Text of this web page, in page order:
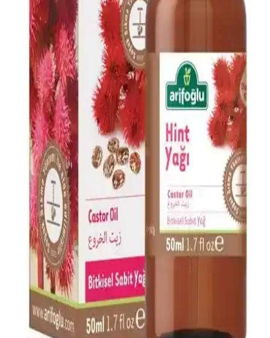
Doğalca Kojik Asit Sabunu, doğal içerikleriyle leke karşıtı ve cilt
tonunu eşitleyen etkili bir temizlik sağlar, güvenli ve dermatolojik
testlerle onaylanmıştır.
Dermokil Kil, Argan ve Bitkisel Keratan İçeren Saç
Maskesi: Doğal ve Güçlendirici Bakım Çözümü
Doğal içeriklerle formüle edilen Dermokil Kil, Argan ve Bitkisel
Keratan saç maskesi, tüm saç tiplerine uygun olup, saçlara güç,
parlaklık ve yumuşaklık sağlar, düzenli kullanımda saç sağlığını
destekler.
Afrodizyak Etkili Parfümler: Cazibenizi Artıran
Doğal ve Çekici Kokular
Afrodizyak etkili parfümler, cinsel arzuyu ve çekiciliği artırmak için
doğal bileşenler ve özel notalar içerir. Doğru seçim ve kullanım ile
kişisel cazibenizi güçlendirebilirsiniz.
Alerji Dostu ve Doğal Makyaj Ürünleri: Güvenle
Kullanabileceğiniz En İyi Seçenekler
Alerji dostu ve doğal makyaj ürünleri, hassas ciltler için güvenli,
çevre dostu ve dermatolojik testlerden geçmiş seçenekler sunar.
Doğru ürün seçimiyle güzelliğinizi koruyabilirsiniz.
Arifoğlu Hint Yağı 50ml Doğal Cilt ve Saç
Bakımında Kullanılan Bitkisel Yağ